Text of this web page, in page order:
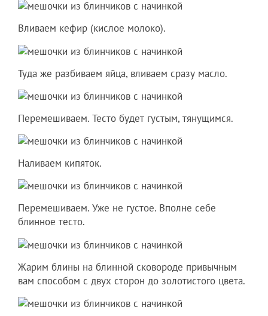
Вливаем кефир (кислое молоко).
Туда же разбиваем яйца, вливаем сразу масло.
Перемешиваем. Тесто будет густым, тянущимся.
Наливаем кипяток.
Перемешиваем. Уже не густое. Вполне себе
блинное тесто.
Жарим блины на блинной сковороде привычным
вам способом с двух сторон до золотистого цвета.